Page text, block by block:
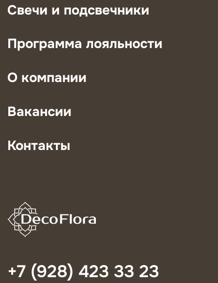
Свечи и подсвечники
Программа лояльности
О компании
Вакансии
Контакты
+7 (928) 423 33 23